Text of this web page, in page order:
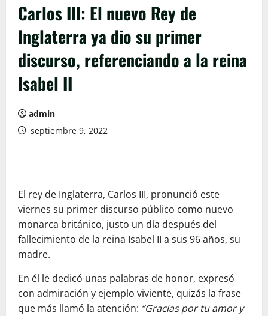
Carlos III: El nuevo Rey de
Inglaterra ya dio su primer
discurso, referenciando a la reina
Isabel II
admin
septiembre 9, 2022
El rey de Inglaterra, Carlos III, pronunció este
viernes su primer discurso público como nuevo
monarca británico, justo un día después del
fallecimiento de la reina Isabel II a sus 96 años, su
madre.
En él le dedicó unas palabras de honor, expresó
con admiración y ejemplo viviente, quizás la frase
que más llamó la atención: “Gracias por tu amor y